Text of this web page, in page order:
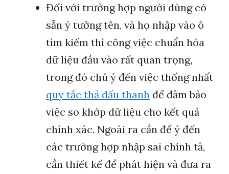
Đối với trường hợp người dùng có
sẵn ý tưởng tên, và họ nhập vào ô
tìm kiếm thì công việc chuẩn hóa
dữ liệu đầu vào rất quan trọng,
trong đó chú ý đến việc thống nhất
quy tắc thả dấu thanh để đảm bảo
việc so khớp dữ liệu cho kết quả
chính xác. Ngoài ra cần để ý đến
các trường hợp nhập sai chính tả,
cần thiết kế để phát hiện và đưa ra